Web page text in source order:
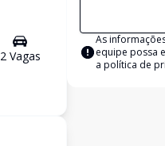
2Vagas
As
equipe possa
a política de